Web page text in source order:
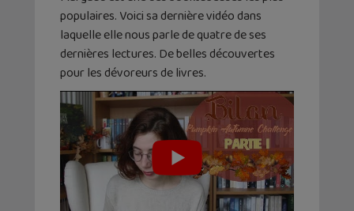
populaires. Voici sa dernière vidéo dans
laquelle elle nous parle de quatre de ses
dernières lectures. De belles découvertes
pour les dévoreurs de livres.